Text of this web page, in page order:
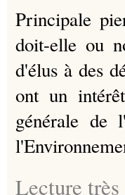
Principale
doit-elle ou
d'élus à des
ont un
générale de
Lecture